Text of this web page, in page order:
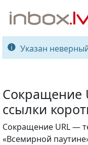
Указан
Сокращение
ссылки
Сокращение URL —
«Всемирной